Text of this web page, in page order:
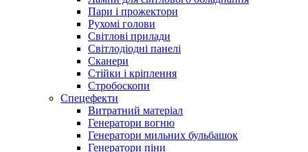
Пари і прожектори
Рухомі голови
Світлові прилади
Світлодіодні панелі
Сканери
Стійки і кріплення
Стробоскопи
Спецефекти
Витратний матеріал
Генератори вогню
Генератори мильних бульбашок
Генератори піни